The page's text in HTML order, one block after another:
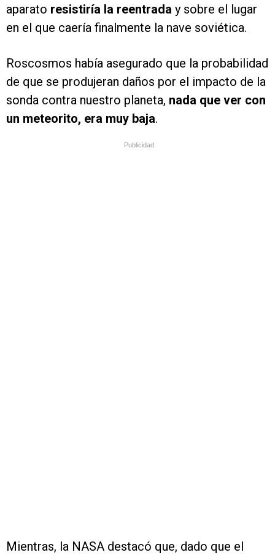
aparato resistiría la reentrada y sobre el lugar
en el que caería finalmente la nave soviética.
Roscosmos había asegurado que la probabilidad
de que se produjeran daños por el impacto de la
sonda contra nuestro planeta, nada que ver con
un meteorito, era muy baja.
Publicidad
Mientras, la NASA destacó que, dado que el